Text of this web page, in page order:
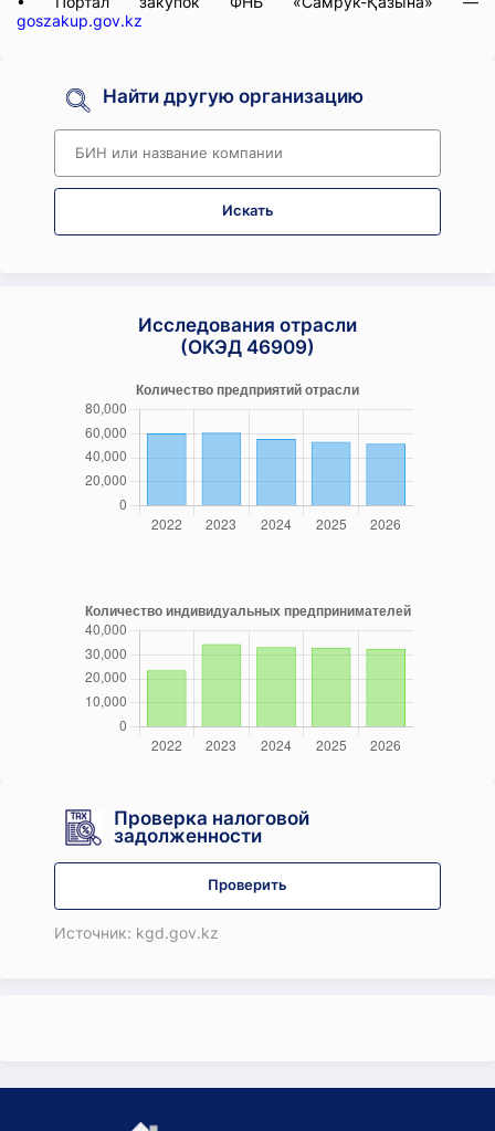
goszakup.gov.kz
Найти другую организацию
Искать
Исследования отрасли
(ОКЭД 46909)
Проверка налоговой
задолженности
Проверить
Источник: kgd.gov.kz